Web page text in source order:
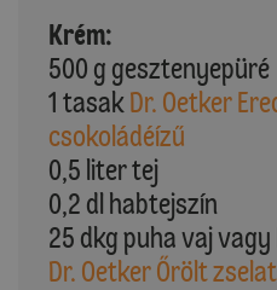
Krém:
500 g gesztenyepüré
1 tasak Dr. Oetker
csokoládéízű
0,5 liter tej
0,2 dl habtejszín
25 dkg puha vaj
Dr. Oetker Őrölt